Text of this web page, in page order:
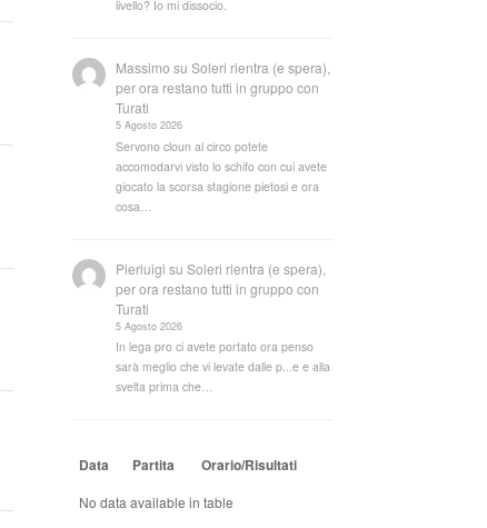
livello? Io mi dissocio.
Massimo suSoleri rientra (e spera),
per ora restano tutti in gruppo con
Turati
5 Agosto 2026
Servono cloun al circo potete
accomodarvi visto lo schifo con cui avete
giocato la scorsa stagione pietosi e ora
cosa…
Pierluigi suSoleri rientra (e spera),
per ora restano tutti in gruppo con
Turati
5 Agosto 2026
In lega pro ci avete portato ora penso
sarà meglio che vi levate dalle p...e e alla
svelta prima che…
Data Partita Orario/Risultati
No data available in table